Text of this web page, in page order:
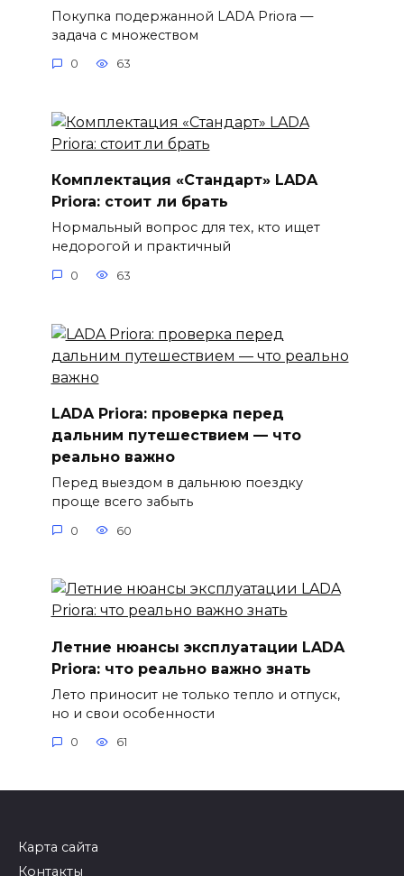
Покупка подержанной LADA Priora —
задача с множеством
0 63
Комплектация «Стандарт» LADA
Priora: стоит ли брать
Нормальный вопрос для тех, кто ищет
недорогой и практичный
0 63
LADA Priora: проверка перед
дальним путешествием — что
реально важно
Перед выездом в дальнюю поездку
проще всего забыть
0 60
Летние нюансы эксплуатации LADA
Priora: что реально важно знать
Лето приносит не только тепло и отпуск,
но и свои особенности
0 61
Карта сайта
Контакты